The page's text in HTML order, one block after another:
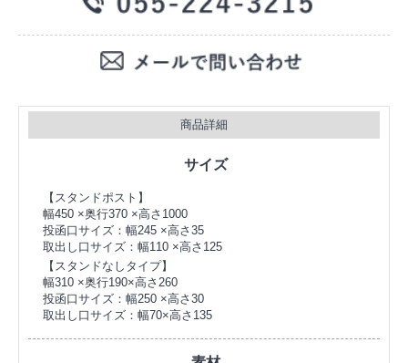
商品詳細
サイズ
【スタンドポスト】
幅450 ×奥行370 ×高さ1000
投函口サイズ：幅245 ×高さ35
取出し口サイズ：幅110 ×高さ125
【スタンドなしタイプ】
幅310 ×奥行190×高さ260
投函口サイズ：幅250 ×高さ30
取出し口サイズ：幅70×高さ135